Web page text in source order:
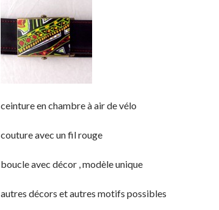
ceinture en chambre à air de vélo
couture avec un fil rouge
boucle avec décor , modèle unique
autres décors et autres motifs possibles